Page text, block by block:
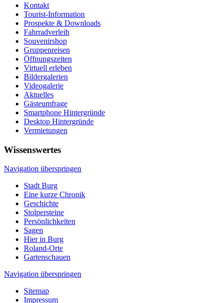
Kontakt
Tourist-Information
Prospekte & Downloads
Fahrradverleih
Souvenirshop
Gruppenreisen
Öffnungszeiten
Virtuell erleben
Bildergalerien
Videogalerie
Aktuelles
Gästeumfrage
Smartphone Hintergründe
Desktop Hintergründe
Vermietungen
Wissenswertes
Navigation überspringen
Stadt Burg
Eine kurze Chronik
Geschichte
Stolpersteine
Persönlichkeiten
Sagen
Hier in Burg
Roland-Orte
Gartenschauen
Navigation überspringen
Sitemap
Impressum